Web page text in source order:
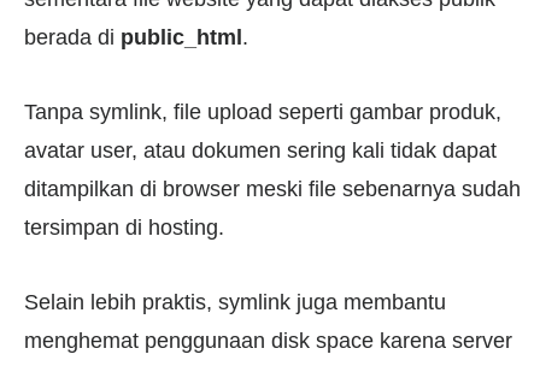
berada di public_html .
Tanpa symlink, file upload seperti gambar produk,
avatar user, atau dokumen sering kali tidak dapat
ditampilkan di browser meski file sebenarnya sudah
tersimpan di hosting.
Selain lebih praktis, symlink juga membantu
menghemat penggunaan disk space karena server